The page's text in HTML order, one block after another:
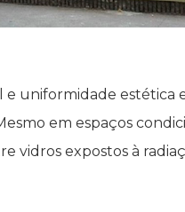
e uniformidade
em espaços
vidros expostos à